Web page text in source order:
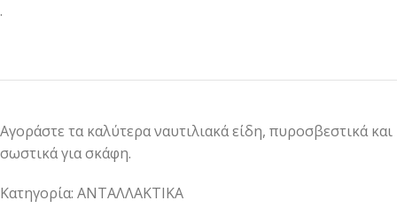
.
Αγοράστε τα καλύτερα ναυτιλιακά είδη, πυροσβεστικά και
σωστικά για σκάφη.
Κατηγορία: ΑΝΤΑΛΛΑΚΤΙΚΑ